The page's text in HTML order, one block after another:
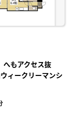
もアクセス抜
ィークリーマンシ